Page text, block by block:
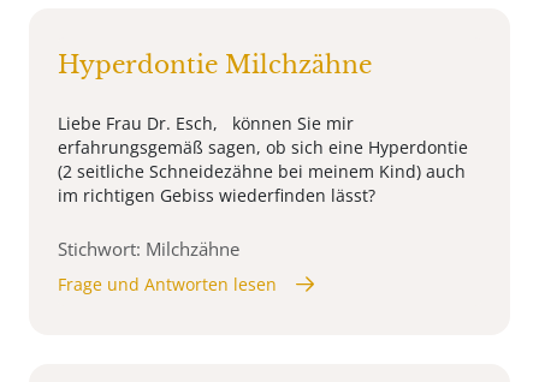
Hyperdontie Milchzähne
Liebe Frau Dr. Esch, können Sie mir
erfahrungsgemäß sagen, ob sich eine Hyperdontie
(2 seitliche Schneidezähne bei meinem Kind) auch
im richtigen Gebiss wiederfinden lässt?
Stichwort: Milchzähne
Frage und Antworten lesen